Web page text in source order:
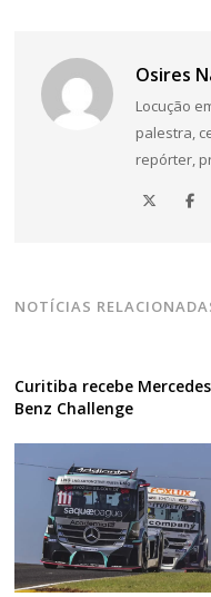
Osires
Locução
palestra,
repórter,
NOTÍCIAS
Curitiba recebe
Benz Challenge